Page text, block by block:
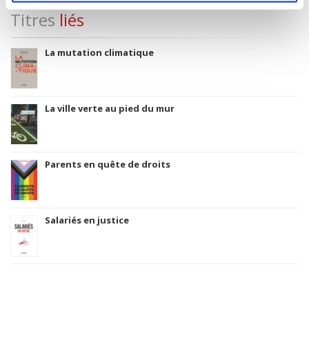
Titres liés
La mutation climatique
La ville verte au pied du mur
Parents en quête de droits
Salariés en justice